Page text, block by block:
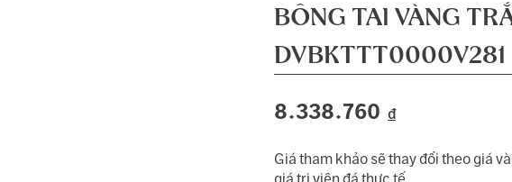
BÔNG TAI VÀNG
DVBKTTT0000V281
8.338.760 đ
Giá tham khảo sẽ thay đổi theo giá